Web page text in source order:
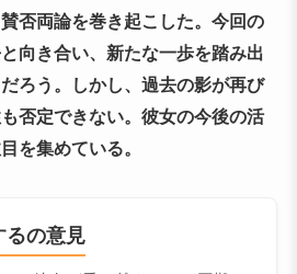
否両論を巻き起こした。今回の
向き合い、新たな一歩を踏み出
ろう。しかし、過去の影が再び
否定できない。彼女の今後の活
を集めている。
るの意見